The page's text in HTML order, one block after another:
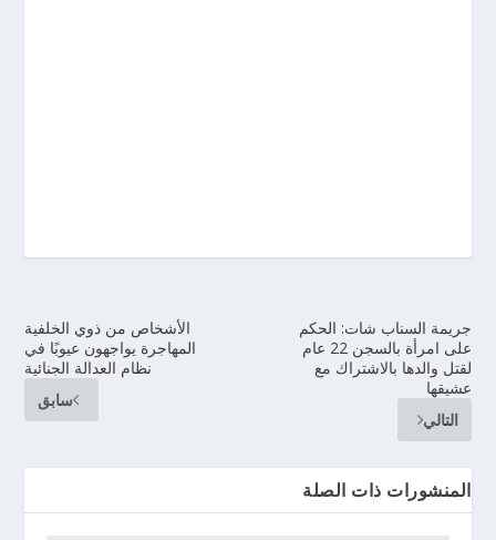
الأشخاص من ذوي الخلفية
المهاجرة يواجهون عيوبًا في
نظام العدالة الجنائية
سابق
جريمة السناب شات: الحكم
على امرأة بالسجن 22 عام
لقتل والدها بالاشتراك مع
عشيقها
التالي
المنشورات ذات الصلة